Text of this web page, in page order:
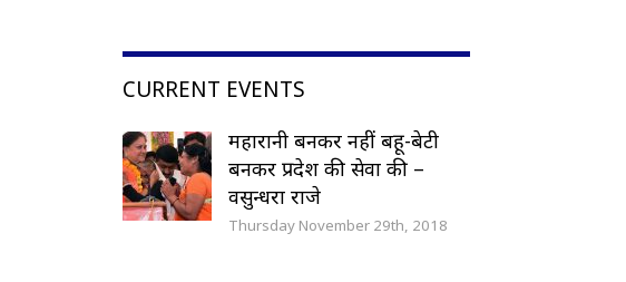
CURRENT EVENTS
महारानी बनकर नहीं बहू-बेटी
बनकर प्रदेश की सेवा की –
वसुन्धरा राजे
Thursday November 29th, 2018